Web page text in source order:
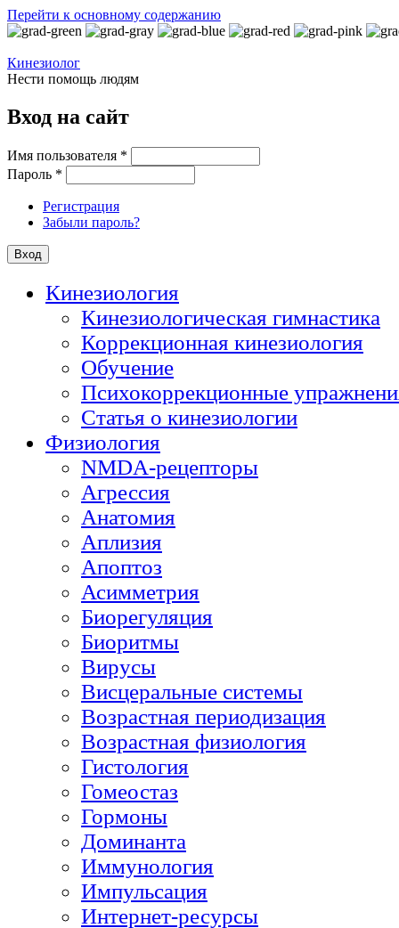
Перейти к основному содержанию
Кинезиолог
Нести помощь людям
Вход на сайт
Имя пользователя *
Пароль *
Регистрация
Забыли пароль?
Кинезиология
Кинезиологическая гимнастика
Коррекционная кинезиология
Обучение
Психокоррекционные
Статья о кинезиологии
Физиология
NMDA-рецепторы
Агрессия
Анатомия
Аплизия
Апоптоз
Асимметрия
Биорегуляция
Биоритмы
Вирусы
Висцеральные системы
Возрастная периодизация
Возрастная физиология
Гистология
Гомеостаз
Гормоны
Доминанта
Иммунология
Импульсация
Интернет-ресурсы